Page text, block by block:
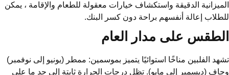
الميزانية الدقيقة واستكشاف خيارات معقولة للطعام والإقامة ، يمكن
للطلاب إعالة أنفسهم براحة دون كسر البنك.
الطقس على مدار العام
تشهد الفلبين مناخًا استوائيًا يتميز بموسمين: ممطر (يونيو إلى نوفمبر)
وجاف (ديسمبر إلى مايو). تظل درجات الحرارة ثابتة إلى حد ما على